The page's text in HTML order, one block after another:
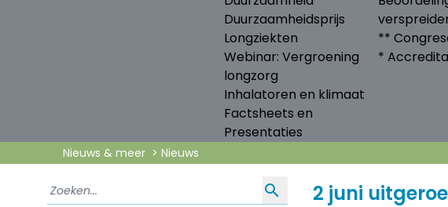
Duurzaamheidsprijs
Longziekten
Webinar: Vergroening
longzorg
Inhalatoren en klimaat
Factsheets en
Presentaties
**
*
Nieuws & meer Nieuws
2 juni